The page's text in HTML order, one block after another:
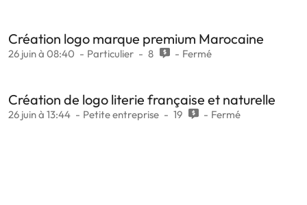
Création logo marque premium Marocaine
26 juin à 08:40 Particulier 8 Fermé
Création de logo literie française et naturelle
26 juin à 13:44 Petite entreprise 19 Fermé